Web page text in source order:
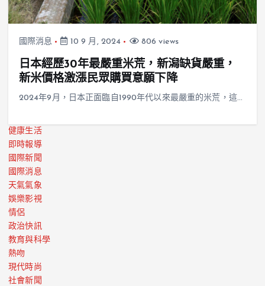
國際消息 10 9 月, 2024 806 views
日本經歷30年最嚴重米荒，新潟缺貨嚴重，
新米價格激漲民眾購買意願下降
2024年9月，日本正面臨自1990年代以來最嚴重的米荒，這…
健康生活
即時報導
國際新聞
國際消息
天氣氣象
娛樂影視
情侶
政治快訊
教育與科學
熱吻
現代時尚
社會新聞